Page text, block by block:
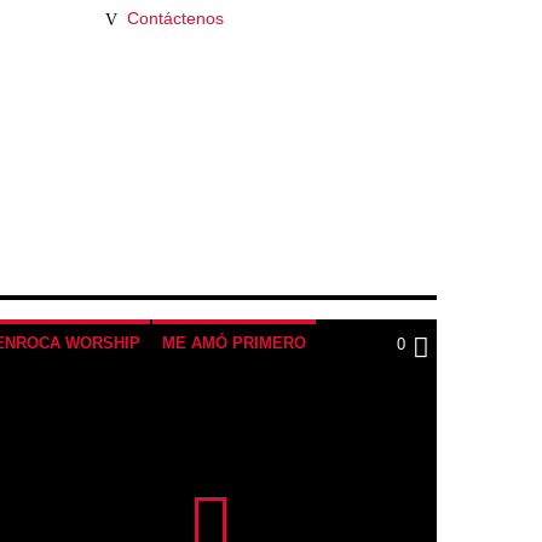
Contáctenos
WORSHIP ME AMÓ PRIMERO 0